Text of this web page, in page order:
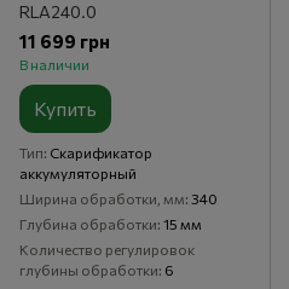
RLA240.0
11 699 грн
В наличии
Купить
Тип Скарификатор
аккумуляторный
Ширина обработки, мм 340
Глубина обработки 15 мм
Количество регулировок
глубины обработки 6